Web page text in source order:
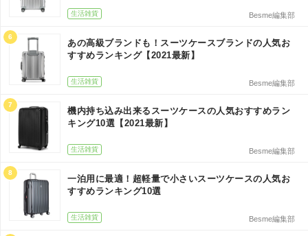
生活雑貨 Besme編集部
6
あの高級ブランドも！スーツケースブランドの人気お
すすめランキング【2021最新】
生活雑貨 Besme編集部
7
機内持ち込み出来るスーツケースの人気おすすめラン
キング10選【2021最新】
生活雑貨 Besme編集部
8
一泊用に最適！超軽量で小さいスーツケースの人気お
すすめランキング10選
生活雑貨 Besme編集部